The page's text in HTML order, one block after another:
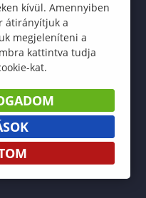
kívül. Amennyiben
átirányítjuk a
megjeleníteni a
kattintva tudja
kat.